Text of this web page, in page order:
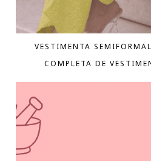
VESTIMENTA
COMPLETA DE